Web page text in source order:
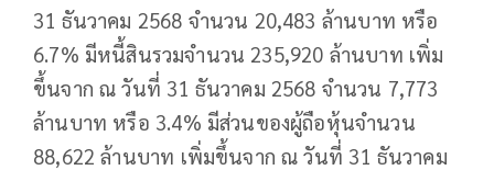
31 ธันวาคม 2568 จำนวน 20,483 ล้านบาท หรือ
6.7% มีหนี้สินรวมจำนวน 235,920 ล้านบาท เพิ่ม
ขึ้นจาก ณ วันที่ 31 ธันวาคม 2568 จำนวน 7,773
ล้านบาท หรือ 3.4% มีส่วนของผู้ถือหุ้นจำนวน
88,622 ล้านบาท เพิ่มขึ้นจาก ณ วันที่ 31 ธันวาคม